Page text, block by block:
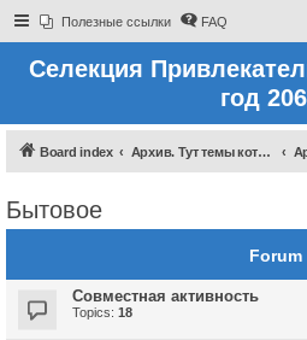
Полезные ссылки FAQ
Селекция
год
Board index Архив. Тут темы которые были до 2022 года
Бытовое
Forum
Совместная активность
Topics: 18